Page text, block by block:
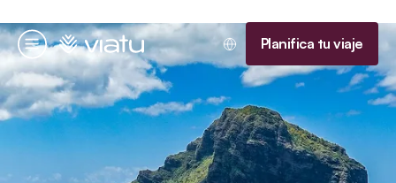
Menú
Página de inicio Planifica tu viaje